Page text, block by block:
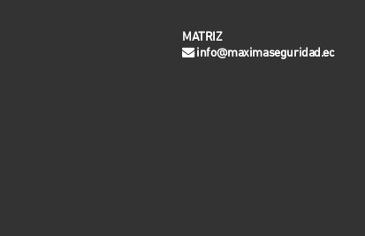
MATRIZ
info@maximaseguridad.ec